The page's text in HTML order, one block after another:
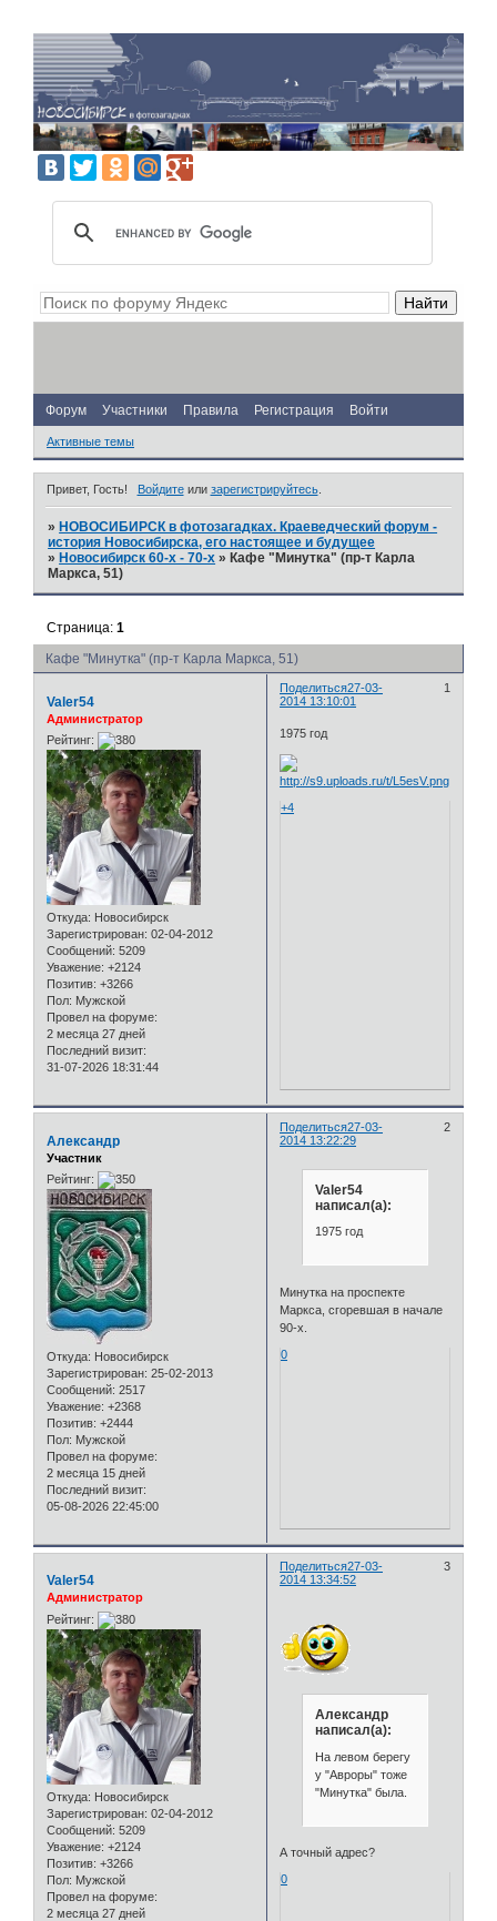
Форум Участники Правила Регистрация Войти
Активные темы
Привет, Гость! Войдитеили зарегистрируйтесь.
» НОВОСИБИРСК в фотозагадках. Краеведческий форум -
история Новосибирска, его настоящее и будущее
» Новосибирск 60-х - 70-х » Кафе "Минутка" (пр-т Карла
Маркса, 51)
Кафе "Минутка" (пр-т Карла Маркса, 51)
Страница:1
Поделиться 1
27-03-
2014 13:10:01
Valer54
Администратор
Рейтинг:
Откуда: Новосибирск
Зарегистрирован: 02-04-2012
Сообщений: 5209
Уважение: +2124
Позитив: +3266
Пол: Мужской
Провел на форуме:
2 месяца 27 дней
Последний визит:
31-07-2026 18:31:44
1975 год
+4
Поделиться 2
27-03-
2014 13:22:29
Александр
Участник
Рейтинг:
Откуда: Новосибирск
Зарегистрирован: 25-02-2013
Сообщений: 2517
Уважение: +2368
Позитив: +2444
Пол: Мужской
Провел на форуме:
2 месяца 15 дней
Последний визит:
05-08-2026 22:45:00
Valer54
написал(а):
1975 год
Минутка на проспекте
Маркса, сгоревшая в начале
90-х.
0
Поделиться 3
27-03-
2014 13:34:52
Valer54
Администратор
Рейтинг:
Откуда: Новосибирск
Зарегистрирован: 02-04-2012
Сообщений: 5209
Уважение: +2124
Позитив: +3266
Пол: Мужской
Провел на форуме:
2 месяца 27 дней
Александр
написал(а):
На левом берегу
у "Авроры" тоже
"Минутка" была.
А точный адрес?
0